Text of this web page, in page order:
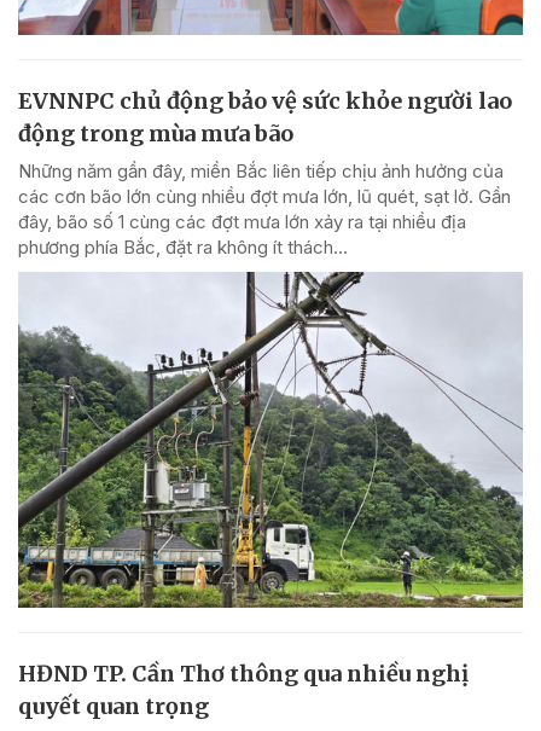
EVNNPC chủ động bảo vệ sức khỏe người lao
động trong mùa mưa bão
Những năm gần đây, miền Bắc liên tiếp chịu ảnh hưởng của
các cơn bão lớn cùng nhiều đợt mưa lớn, lũ quét, sạt lở. Gần
đây, bão số 1 cùng các đợt mưa lớn xảy ra tại nhiều địa
phương phía Bắc, đặt ra không ít thách...
HĐND TP. Cần Thơ thông qua nhiều nghị
quyết quan trọng